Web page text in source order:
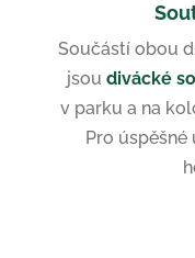
Součástí obou
jsoudivácké
v parku a na
Pro